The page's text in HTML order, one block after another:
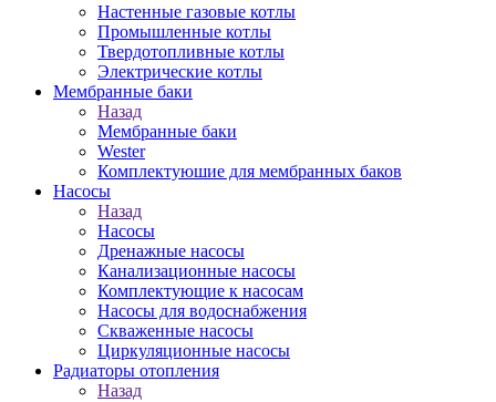
Настенные газовые котлы
Промышленные котлы
Твердотопливные котлы
Электрические котлы
Мембранные баки
Назад
Мембранные баки
Wester
Комплектуюшие для мембранных баков
Насосы
Назад
Насосы
Дренажные насосы
Канализационные насосы
Комплектующие к насосам
Насосы для водоснабжения
Скваженные насосы
Циркуляционные насосы
Радиаторы отопления
Назад